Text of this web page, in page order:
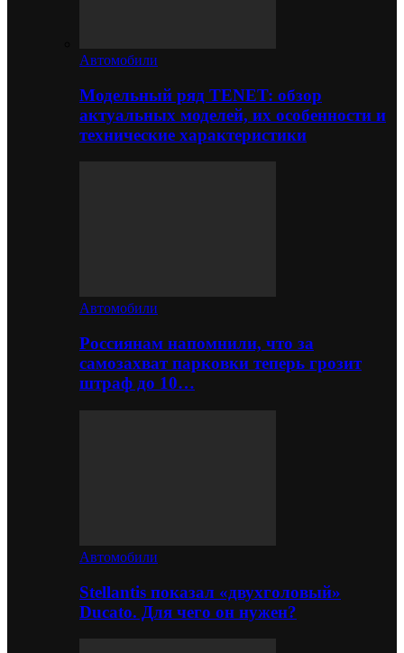
Автомобили
Модельный ряд TENET: обзор
актуальных моделей, их особенности и
технические характеристики
Автомобили
Россиянам напомнили, что за
самозахват парковки теперь грозит
штраф до 10…
Автомобили
Stellantis показал «двухголовый»
Ducato. Для чего он нужен?